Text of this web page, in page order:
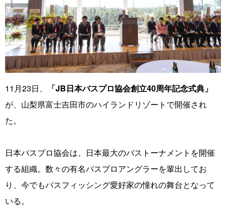
11月23日、
「JB日本バスプロ協会創立40周年記念式典」
が、山梨県富士吉田市のハイランドリゾートで開催され
た。
日本バスプロ協会は、日本最大のバストーナメントを開催
する組織。数々の有名バスプロアングラーを輩出してお
り、今でもバスフィッシング愛好家の憧れの舞台となって
いる。